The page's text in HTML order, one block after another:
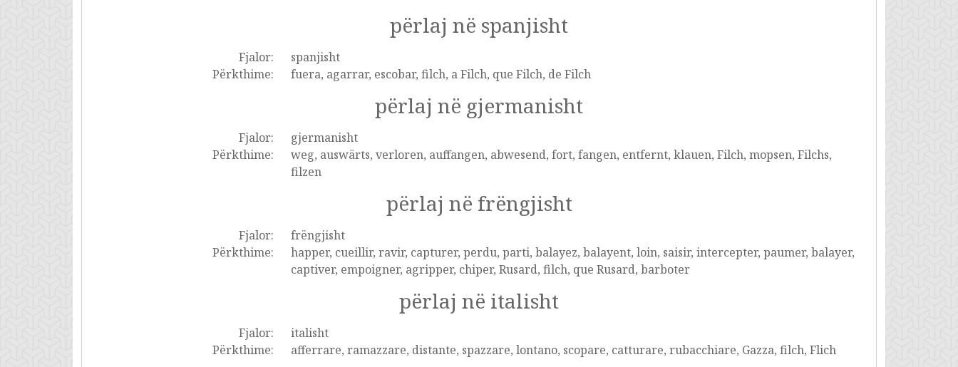
përlaj në spanjisht
Fjalor:
spanjisht
Përkthime:
fuera, agarrar, escobar, filch, a Filch, que Filch, de Filch
përlaj në gjermanisht
Fjalor:
gjermanisht
Përkthime:
weg, auswärts, verloren, auffangen, abwesend, fort, fangen, entfernt, klauen, Filch, mopsen, Filchs,
filzen
përlaj në frëngjisht
Fjalor:
frëngjisht
Përkthime:
happer, cueillir, ravir, capturer, perdu, parti, balayez, balayent, loin, saisir, intercepter, paumer, balayer,
captiver, empoigner, agripper, chiper, Rusard, filch, que Rusard, barboter
përlaj në italisht
Fjalor:
italisht
Përkthime:
afferrare, ramazzare, distante, spazzare, lontano, scopare, catturare, rubacchiare, Gazza, filch, Flich